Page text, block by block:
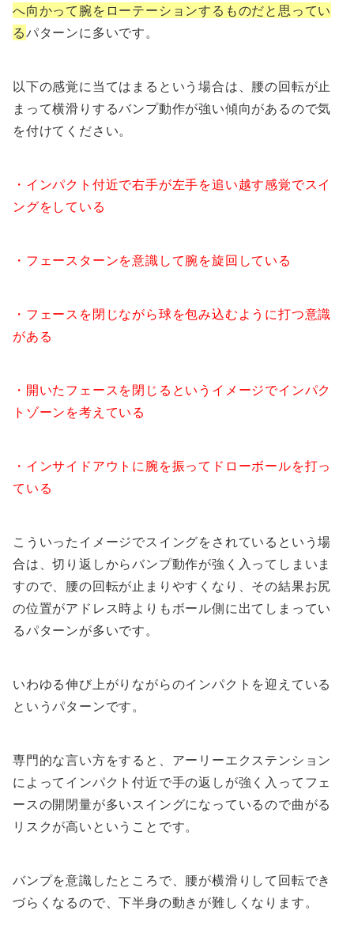
へ向かって腕をローテーションするものだと思ってい
るパターンに多いです。
以下の感覚に当てはまるという場合は、腰の回転が止
まって横滑りするバンプ動作が強い傾向があるので気
を付けてください。
・インパクト付近で右手が左手を追い越す感覚でスイ
ングをしている
・フェースターンを意識して腕を旋回している
・フェースを閉じながら球を包み込むように打つ意識
がある
・開いたフェースを閉じるというイメージでインパク
トゾーンを考えている
・インサイドアウトに腕を振ってドローボールを打っ
ている
こういったイメージでスイングをされているという場
合は、切り返しからバンプ動作が強く入ってしまいま
すので、腰の回転が止まりやすくなり、その結果お尻
の位置がアドレス時よりもボール側に出てしまってい
るパターンが多いです。
いわゆる伸び上がりながらのインパクトを迎えている
というパターンです。
専門的な言い方をすると、アーリーエクステンション
によってインパクト付近で手の返しが強く入ってフェ
ースの開閉量が多いスイングになっているので曲がる
リスクが高いということです。
バンプを意識したところで、腰が横滑りして回転でき
づらくなるので、下半身の動きが難しくなります。